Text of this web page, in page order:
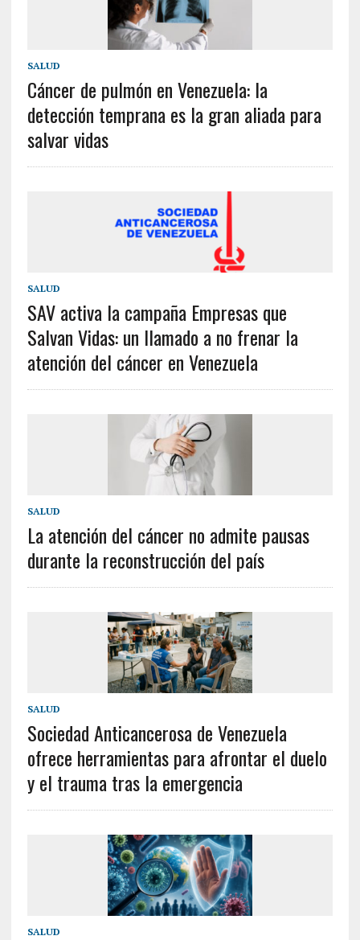
SALUD
Cáncer de pulmón en Venezuela: la
detección temprana es la gran aliada para
salvar vidas
SALUD
SAV activa la campaña Empresas que
Salvan Vidas: un llamado a no frenar la
atención del cáncer en Venezuela
SALUD
La atención del cáncer no admite pausas
durante la reconstrucción del país
SALUD
Sociedad Anticancerosa de Venezuela
ofrece herramientas para afrontar el duelo
y el trauma tras la emergencia
SALUD